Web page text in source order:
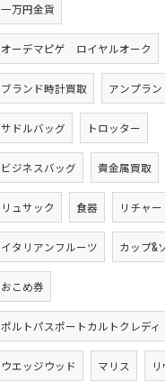
一万円金貨
オーデマピゲ ロイヤルオーク
ブランド時計買取 アンプラン
サドルバッグ トロッター
ビジネスバッグ 貴金属買取
リュサック 食器 リチャ
イタリアンフルーツ カップ&
おこめ券
ポルトパスポートカルトクレディ
ウエッジウッド マリス